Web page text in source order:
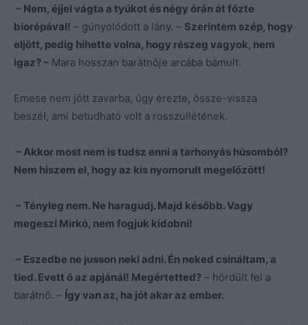
– Nem, éjjel vágta a tyúkot és négy órán át főzte
biorépával! – gúnyolódott a lány. – Szerintem szép, hogy
eljött, pedig hihette volna, hogy részeg vagyok, nem
igaz? – Mara hosszan barátnője arcába bámult.
Emese nem jött zavarba, úgy érezte, össze-vissza
beszél, ami betudható volt a rosszullétének.
– Akkor most nem is tudsz enni a tarhonyás húsomból?
Nem hiszem el, hogy az kis nyomorult megelőzött!
– Tényleg nem. Ne haragudj. Majd később. Vagy
megeszi Mirkó, nem fogjuk kidobni!
– Eszedbe ne jusson neki adni. Én neked csináltam, a
tied. Evett ő az apjánál! Megértetted? – hördült fel a
barátnő. – Így van az, ha jót akar az ember.